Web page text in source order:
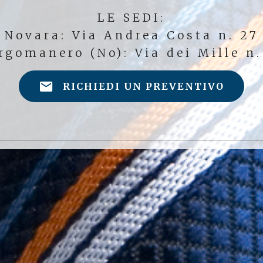
LE SEDI:
Novara: Via Andrea Costa n. 27
(No): Via dei Mille n.
RICHIEDI UN PREVENTIVO